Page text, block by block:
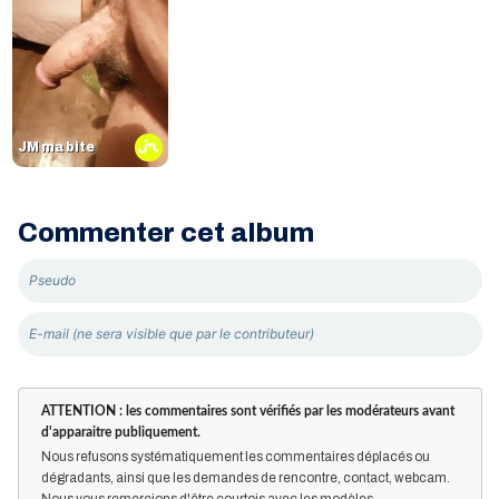
JM ma bite
Commenter cet album
ATTENTION : les commentaires sont vérifiés par les modérateurs avant
d'apparaitre publiquement.
Nous refusons systématiquement les commentaires déplacés ou
dégradants, ainsi que les demandes de rencontre, contact, webcam.